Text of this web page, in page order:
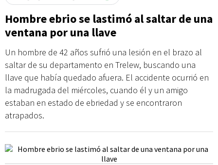
Hombre ebrio se lastimó al saltar de una
ventana por una llave
Un hombre de 42 años sufrió una lesión en el brazo al
saltar de su departamento en Trelew, buscando una
llave que había quedado afuera. El accidente ocurrió en
la madrugada del miércoles, cuando él y un amigo
estaban en estado de ebriedad y se encontraron
atrapados.